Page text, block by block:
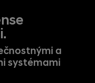
a
systémami